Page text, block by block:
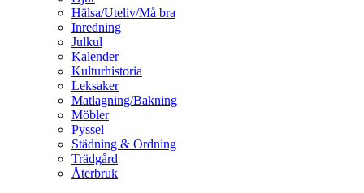
Hälsa/Uteliv/Må bra
Inredning
Julkul
Kalender
Kulturhistoria
Leksaker
Matlagning/Bakning
Möbler
Pyssel
Städning & Ordning
Trädgård
Återbruk